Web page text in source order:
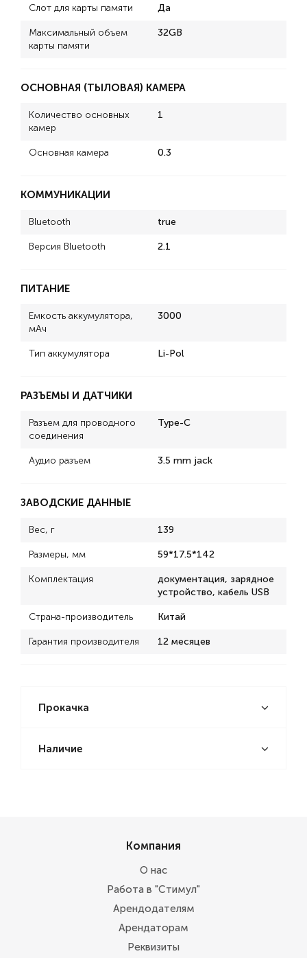
Слот для карты памяти Да
Максимальный объем
карты памяти
32GB
ОСНОВНАЯ (ТЫЛОВАЯ) КАМЕРА
Количество основных
камер
1
Основная камера 0.3
КОММУНИКАЦИИ
Bluetooth true
Версия Bluetooth 2.1
ПИТАНИЕ
Емкость аккумулятора,
мАч
3000
Тип аккумулятора Li-Pol
РАЗЪЕМЫ И ДАТЧИКИ
Разъем для проводного
соединения
Type-C
Аудио разъем 3.5 mm jack
ЗАВОДСКИЕ ДАННЫЕ
Вес, г 139
Размеры, мм 59*17.5*142
Комплектация
документация, зарядное
устройство, кабель USB
Страна-производитель Китай
Гарантия производителя 12 месяцев
Прокачка
Наличие
Компания
О нас
Работа в "Стимул"
Арендодателям
Арендаторам
Реквизиты